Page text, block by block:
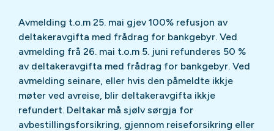
Avmelding t.o.m 25. mai gjev 100% refusjon av
deltakeravgifta med frådrag for bankgebyr. Ved
avmelding frå 26. mai t.o.m 5. juni refunderes 50 %
av deltakeravgifta med frådrag for bankgebyr. Ved
avmelding seinare, eller hvis den påmeldte ikkje
møter ved avreise, blir deltakeravgifta ikkje
refundert. Deltakar må sjølv sørgja for
avbestillingsforsikring, gjennom reiseforsikring eller